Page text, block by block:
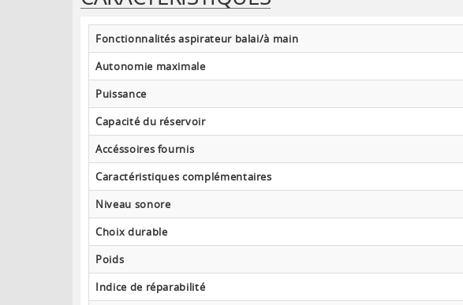
Fonctionnalités aspirateur balai/à main
Autonomie maximale
Puissance
Capacité du réservoir
Accéssoires fournis
Caractéristiques complémentaires
Niveau sonore
Choix durable
Poids
Indice de réparabilité